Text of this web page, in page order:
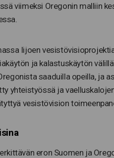
viimeksi Oregonin malliin
Iijoen
ja kalastuskäytön
saaduilla opeilla, ja
yhteistyössä ja
vesistövision
eron Suomen ja